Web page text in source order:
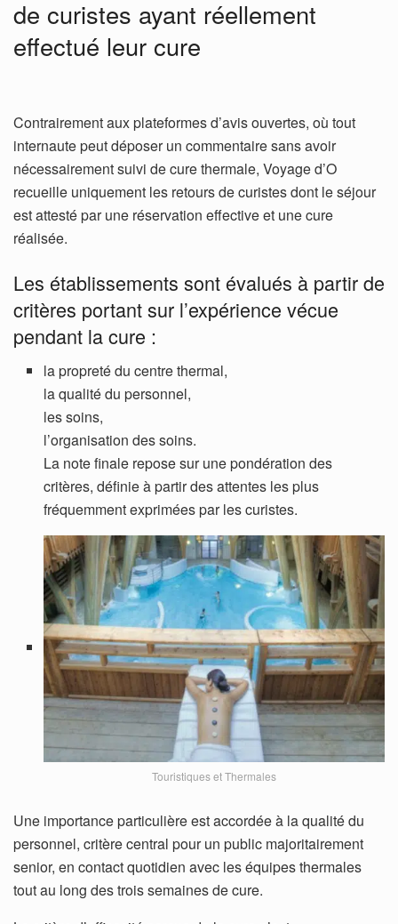
de curistes ayant réellement
effectué leur cure
Contrairement aux plateformes d’avis ouvertes, où tout
internaute peut déposer un commentaire sans avoir
nécessairement suivi de cure thermale, Voyage d’O
recueille uniquement les retours de curistes dont le séjour
est attesté par une réservation effective et une cure
réalisée.
Les établissements sont évalués à partir de
critères portant sur l’expérience vécue
pendant la cure :
la propreté du centre thermal,
la qualité du personnel,
les soins,
l’organisation des soins.
La note finale repose sur une pondération des
critères, définie à partir des attentes les plus
fréquemment exprimées par les curistes.
Touristiques et Thermales
Une importance particulière est accordée à la qualité du
personnel, critère central pour un public majoritairement
senior, en contact quotidien avec les équipes thermales
tout au long des trois semaines de cure.